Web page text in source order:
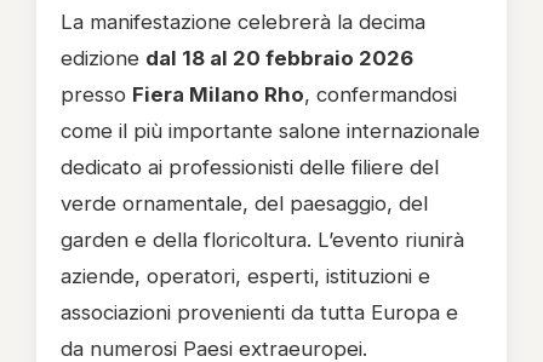
La manifestazione celebrerà la decima
edizione dal 18 al 20 febbraio 2026
presso Fiera Milano Rho, confermandosi
come il più importante salone internazionale
dedicato ai professionisti delle filiere del
verde ornamentale, del paesaggio, del
garden e della floricoltura. L’evento riunirà
aziende, operatori, esperti, istituzioni e
associazioni provenienti da tutta Europa e
da numerosi Paesi extraeuropei.